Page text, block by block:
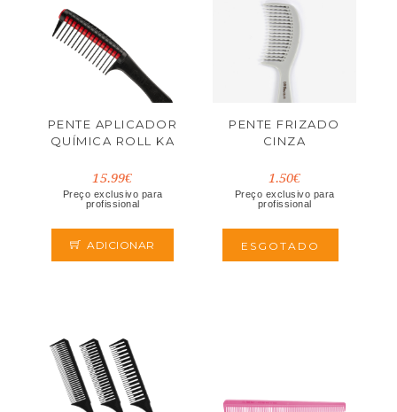
PENTE APLICADOR
QUÍMICA ROLL KA
15.99€
Preço exclusivo para
profissional
ADICIONAR
PENTE FRIZADO
CINZA
1.50€
Preço exclusivo para
profissional
ESGOTADO